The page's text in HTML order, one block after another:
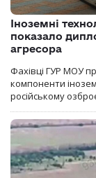
Іноземні
показало
агресора
Фахівці ГУР МОУ
компоненти
російському